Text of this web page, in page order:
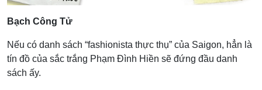
Bạch Công Tử
Nếu có danh sách “fashionista thực thụ” của Saigon, hẳn là
tín đồ của sắc trắng Phạm Đình Hiền sẽ đứng đầu danh
sách ấy.